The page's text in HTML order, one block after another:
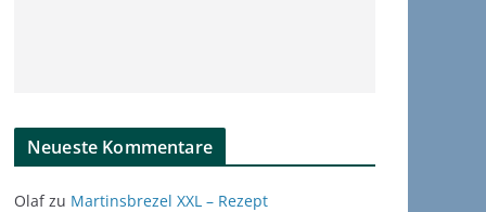
Neueste Kommentare
Olafzu Martinsbrezel XXL – Rezept